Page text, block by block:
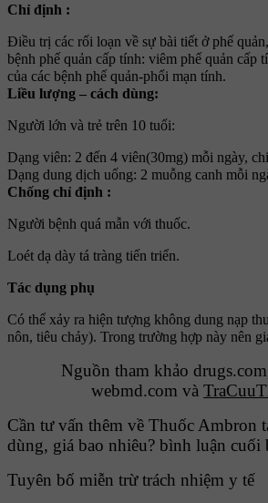
Chỉ định :
Ðiều trị các rối loạn về sự bài tiết ở phế
bệnh phế quản cấp tính: viêm phế quản cấp
của các bệnh phế quản-phổi mạn tính.
Liều lượng – cách dùng:
Người lớn và trẻ trên 10 tuổi:
Dạng viên: 2 đến 4 viên(30mg) mỗi ngày,
Dạng dung dịch uống: 2 muỗng canh mỗi
Chống chỉ định :
Người bệnh quá mẫn với thuốc.
Loét dạ dày tá tràng tiến triển.
Tác dụng phụ
Có thể xảy ra hiện tượng không dung nạp
nôn, tiêu chảy). Trong trường hợp này nên
Nguồn tham khảo
webmd.com và
Cần tư vấn thêm về Thuốc Ambron
dùng, giá bao nhiêu? bình luận cuối
Tuyên bố miễn trừ trách nhiệm y tế